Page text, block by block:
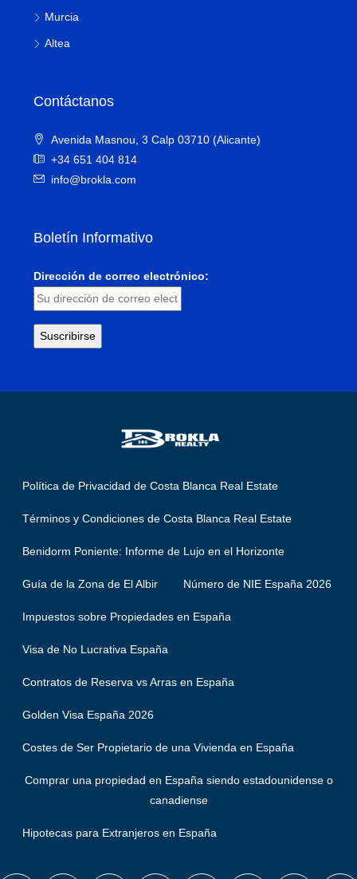
Murcia
Altea
Contáctanos
Avenida Masnou, 3 Calp 03710 (Alicante)
+34 651 404 814
info@brokla.com
Boletín Informativo
Dirección de correo electrónico:
Política de Privacidad de Costa Blanca Real Estate
Términos y Condiciones de Costa Blanca Real Estate
Benidorm Poniente: Informe de Lujo en el Horizonte
Guía de la Zona de El Albir Número de NIE España 2026
Impuestos sobre Propiedades en España
Visa de No Lucrativa España
Contratos de Reserva vs Arras en España
Golden Visa España 2026
Costes de Ser Propietario de una Vivienda en España
Comprar una propiedad en España siendo estadounidense o
canadiense
Hipotecas para Extranjeros en España